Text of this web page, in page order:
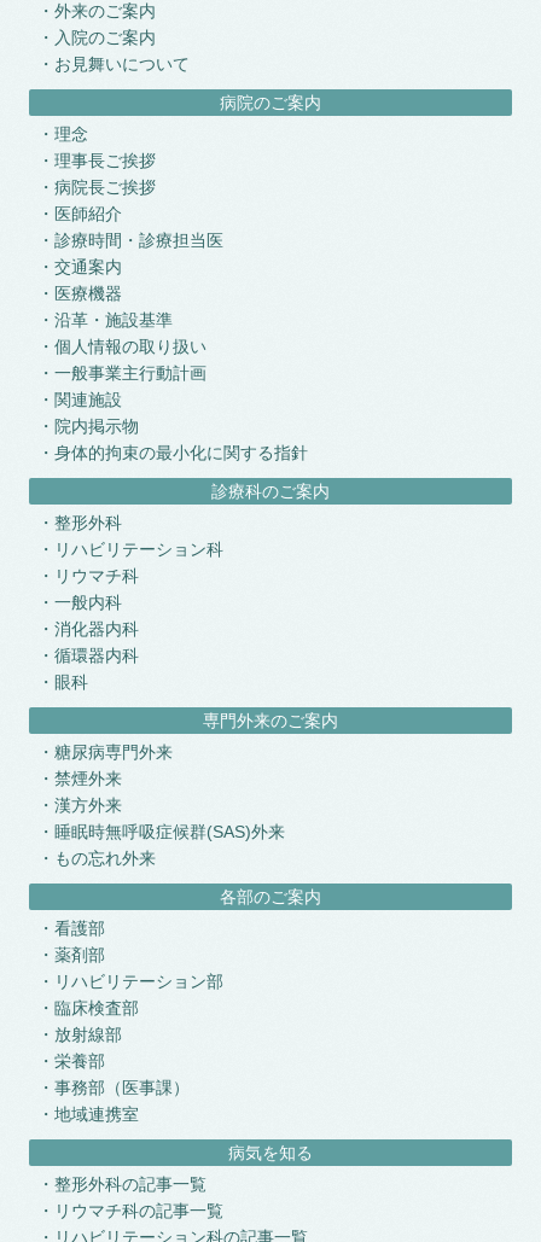
外来のご案内
入院のご案内
お見舞いについて
病院のご案内
理念
理事長ご挨拶
病院長ご挨拶
医師紹介
診療時間・診療担当医
交通案内
医療機器
沿革・施設基準
個人情報の取り扱い
一般事業主行動計画
関連施設
院内掲示物
身体的拘束の最小化に関する指針
診療科のご案内
整形外科
リハビリテーション科
リウマチ科
一般内科
消化器内科
循環器内科
眼科
専門外来のご案内
糖尿病専門外来
禁煙外来
漢方外来
睡眠時無呼吸症候群(SAS)外来
もの忘れ外来
各部のご案内
看護部
薬剤部
リハビリテーション部
臨床検査部
放射線部
栄養部
事務部（医事課）
地域連携室
病気を知る
整形外科の記事一覧
リウマチ科の記事一覧
リハビリテーション科の記事一覧